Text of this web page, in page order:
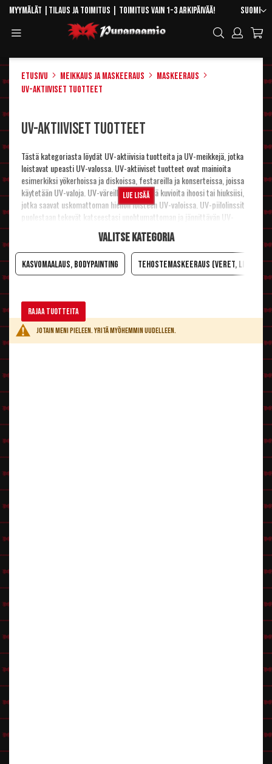
Skip
Content
Kieli
Suomi
Myymälät Tilaus ja toimitus | Toimitus vain 1-3 arkipäivää!
Hae
Etusivu Meikkaus ja maskeeraus
Maskeeraus
UV-aktiiviset tuotteet
UV-aktiiviset tuotteet
Tästä kategoriasta löydät UV-aktiivisia tuotteita ja UV-meikkejä, jotka
loistavat upeasti UV-valossa. UV-aktiiviset tuotteet ovat mainioita
esimerkiksi yökerhoissa ja diskoissa, festareilla ja konserteissa, joissa
käytetään UV-valoja. UV-väreillä voit piirtää kuvioita ihoosi tai hiuksiisi,
jotka saavat uskomattoman hienon loisteen UV-valoissa. UV-piilolinssit
puolestaan tekevät katseestasi unohtumattoman ja jännittävän UV-
Lue lisää
Valitse kategoria
Kasvomaalaus, bodypainting Tehostemaskeeraus (veret, liimat,
Rajaa tuotteita
Jotain meni pieleen. Yritä myöhemmin uudelleen.